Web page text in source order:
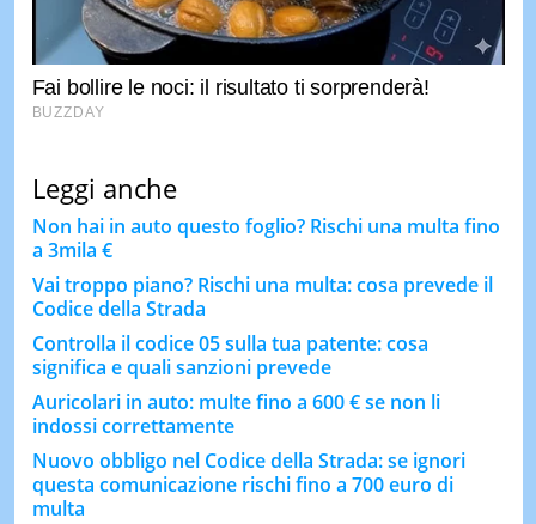
Leggi anche
Non hai in auto questo foglio? Rischi una multa fino
a 3mila €
Vai troppo piano? Rischi una multa: cosa prevede il
Codice della Strada
Controlla il codice 05 sulla tua patente: cosa
significa e quali sanzioni prevede
Auricolari in auto: multe fino a 600 € se non li
indossi correttamente
Nuovo obbligo nel Codice della Strada: se ignori
questa comunicazione rischi fino a 700 euro di
multa